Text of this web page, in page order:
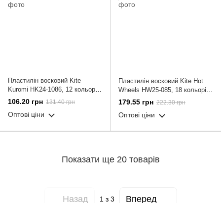
Пластилін восковий Kite
Kuromi HK24-1086, 12 кольорів,
240 г
106.20 грн 131.40 грн
Оптові ціни
Пластилін восковий Kite Hot
Wheels HW25-085, 18 кольорів,
360 г
179.55 грн 222.30 грн
Оптові ціни
Показати ще 20 товарів
Назад 1з 3 Вперед